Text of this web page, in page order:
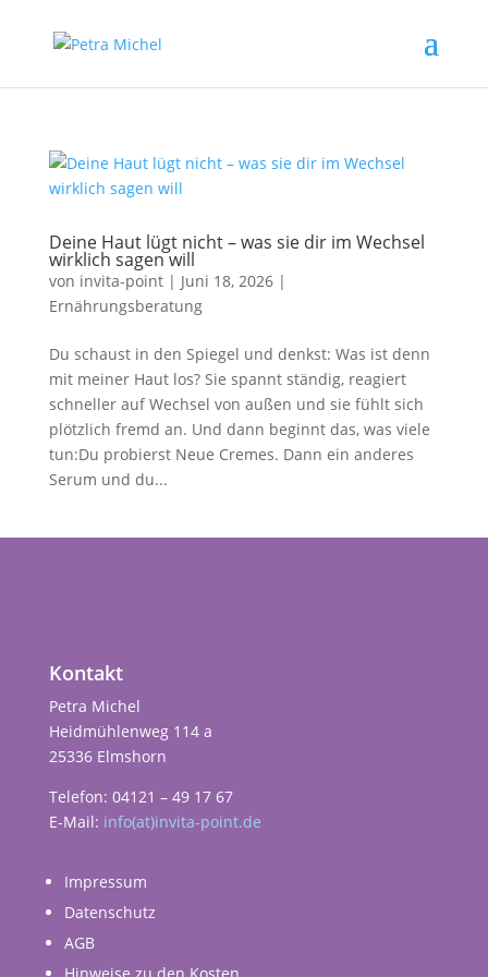
Deine Haut lügt nicht – was sie dir im Wechsel
wirklich sagen will
von invita-point| Juni 18, 2026|
Ernährungsberatung
Du schaust in den Spiegel und denkst: Was ist denn
mit meiner Haut los? Sie spannt ständig, reagiert
schneller auf Wechsel von außen und sie fühlt sich
plötzlich fremd an. Und dann beginnt das, was viele
tun:Du probierst Neue Cremes. Dann ein anderes
Serum und du...
Kontakt
Petra Michel
Heidmühlenweg 114 a
25336 Elmshorn
Telefon: 04121 – 49 17 67
E-Mail: info(at)invita-point.de
Impressum
Datenschutz
AGB